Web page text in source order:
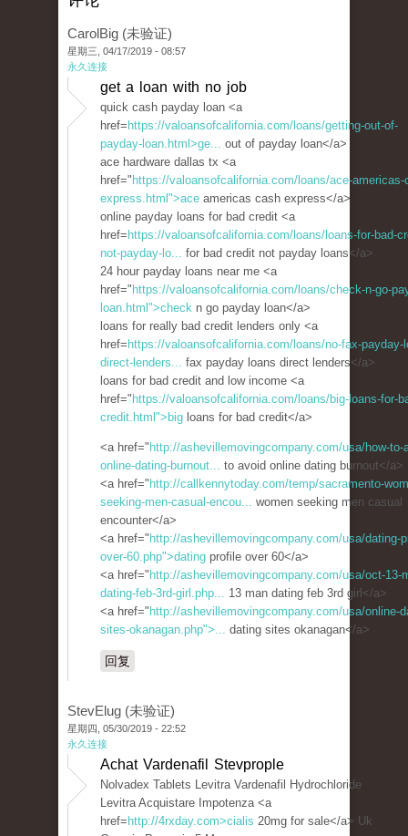
CarolBig (未验证)
星期三, 04/17/2019 - 08:57
永久连接
get a loan with no job
quick cash payday loan <a
href= https://valoansofcalifornia.com/loans/getting-out-of-
payday-loan.html>ge... out of payday loan</a>
ace hardware dallas tx <a
href=" https://valoansofcalifornia.com/loans/ace-americas-
express.html">ace americas cash express</a>
online payday loans for bad credit <a
href= https://valoansofcalifornia.com/loans/loans-for-bad-
not-payday-lo... for bad credit not payday loans</a>
24 hour payday loans near me <a
href=" https://valoansofcalifornia.com/loans/check-n-go-
loan.html">check n go payday loan</a>
loans for really bad credit lenders only <a
href= https://valoansofcalifornia.com/loans/no-fax-payday-
direct-lenders... fax payday loans direct lenders</a>
loans for bad credit and low income <a
href=" https://valoansofcalifornia.com/loans/big-loans-for-
credit.html">big loans for bad credit</a>
<a href=" http://ashevillemovingcompany.com/usa/how-to-
online-dating-burnout... to avoid online dating burnout</a>
<a href=" http://callkennytoday.com/temp/sacramento-
seeking-men-casual-encou... women seeking men casual
encounter</a>
<a href=" http://ashevillemovingcompany.com/usa/dating-
over-60.php">dating profile over 60</a>
<a href=" http://ashevillemovingcompany.com/usa/oct-13-
dating-feb-3rd-girl.php... 13 man dating feb 3rd girl</a>
<a href=" http://ashevillemovingcompany.com/usa/online-
sites-okanagan.php">... dating sites okanagan</a>
回复
StevElug (未验证)
星期四, 05/30/2019 - 22:52
永久连接
Achat Vardenafil Stevprople
Nolvadex Tablets Levitra Vardenafil Hydrochloride
Levitra Acquistare Impotenza <a
href= http://4rxday.com>cialis 20mg for sale</a> Uk